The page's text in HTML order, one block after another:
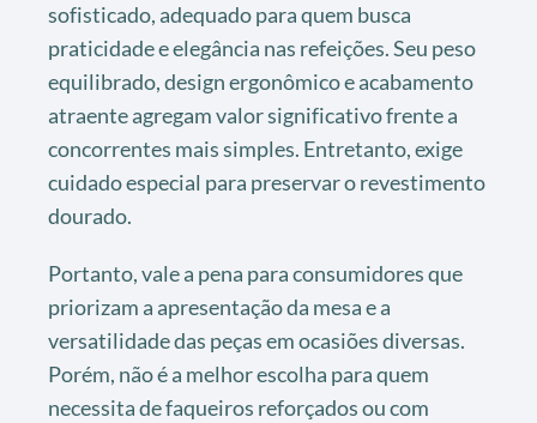
sofisticado, adequado para quem busca
praticidade e elegância nas refeições. Seu peso
equilibrado, design ergonômico e acabamento
atraente agregam valor significativo frente a
concorrentes mais simples. Entretanto, exige
cuidado especial para preservar o revestimento
dourado.
Portanto, vale a pena para consumidores que
priorizam a apresentação da mesa e a
versatilidade das peças em ocasiões diversas.
Porém, não é a melhor escolha para quem
necessita de faqueiros reforçados ou com